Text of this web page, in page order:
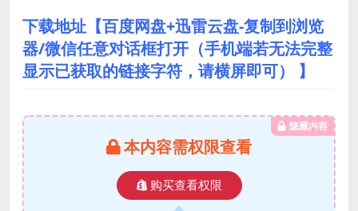
下载地址【百度网盘+迅雷云盘-复制到浏览
器/微信任意对话框打开（手机端若无法完整
显示已获取的链接字符，请横屏即可） 】
隐藏内容
本内容需权限查看
购买查看权限